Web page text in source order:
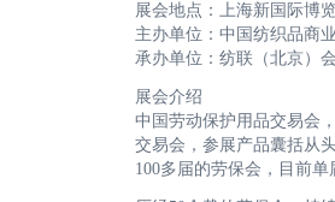
展会地点：上海新国际博
主办单位：中国纺织品商
承办单位：纺联（北京）
展会介绍
中国劳动保护用品交易会
交易会，参展产品囊括从
100多届的劳保会，目前单